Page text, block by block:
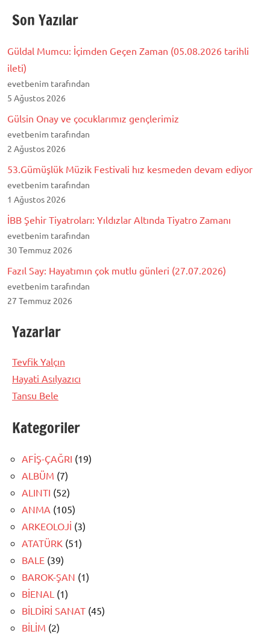
Son Yazılar
Güldal Mumcu: İçimden Geçen Zaman (05.08.2026 tarihli
ileti)
evetbenim tarafından
5 Ağustos 2026
Gülsin Onay ve çocuklarımız gençlerimiz
evetbenim tarafından
2 Ağustos 2026
53.Gümüşlük Müzik Festivali hız kesmeden devam ediyor
evetbenim tarafından
1 Ağustos 2026
İBB Şehir Tiyatroları: Yıldızlar Altında Tiyatro Zamanı
evetbenim tarafından
30 Temmuz 2026
Fazıl Say: Hayatımın çok mutlu günleri (27.07.2026)
evetbenim tarafından
27 Temmuz 2026
Yazarlar
Tevfik Yalçın
Hayati Asılyazıcı
Tansu Bele
Kategoriler
AFİŞ-ÇAĞRI (19)
ALBÜM (7)
ALINTI (52)
ANMA (105)
ARKEOLOJİ (3)
ATATÜRK (51)
BALE (39)
BAROK-ŞAN (1)
BİENAL (1)
BİLDİRİ SANAT (45)
BİLİM (2)